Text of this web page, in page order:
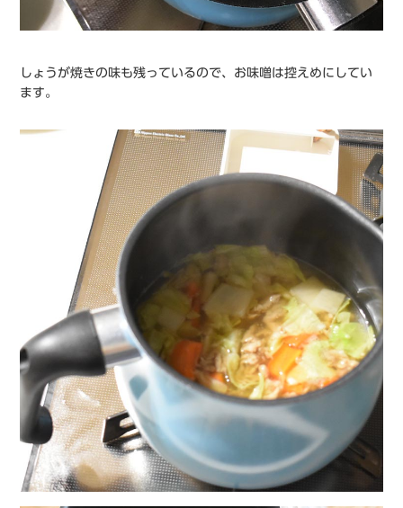
しょうが焼きの味も残っているので、お味噌は控えめにしてい
ます。